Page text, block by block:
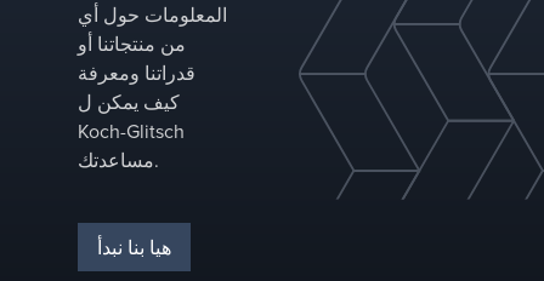
المعلومات حول أي
من منتجاتنا أو
قدراتنا ومعرفة
كيف يمكن ل
Koch-Glitsch
مساعدتك.
هيا بنا نبدأ